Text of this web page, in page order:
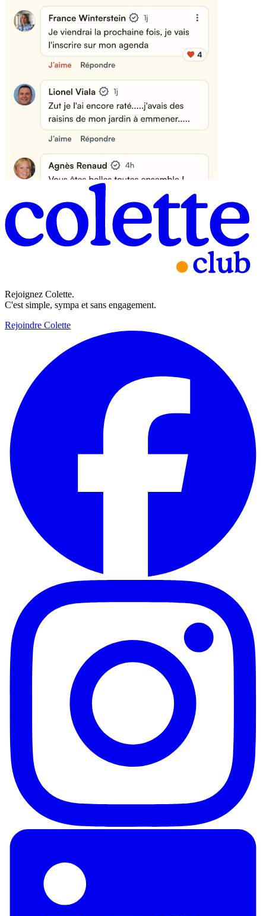
Rejoignez Colette.
C'est simple, sympa et sans engagement.
Rejoindre Colette